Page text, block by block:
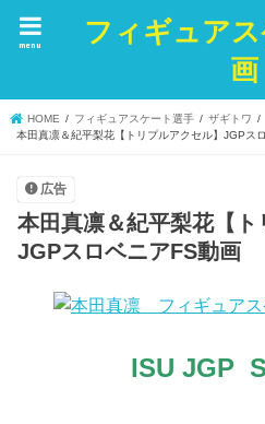
フィギュア
画
menu
HOME フィギュアスケート選手
ザギトワ
本田真凛＆紀平梨花【トリプルアクセル】JGPス
広告
本田真凛＆紀平梨花【ト
JGPスロベニアFS動画
ISU JGP